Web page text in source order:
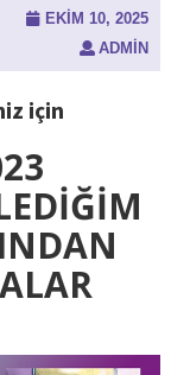
EKIM 10, 2025
ADMIN
için